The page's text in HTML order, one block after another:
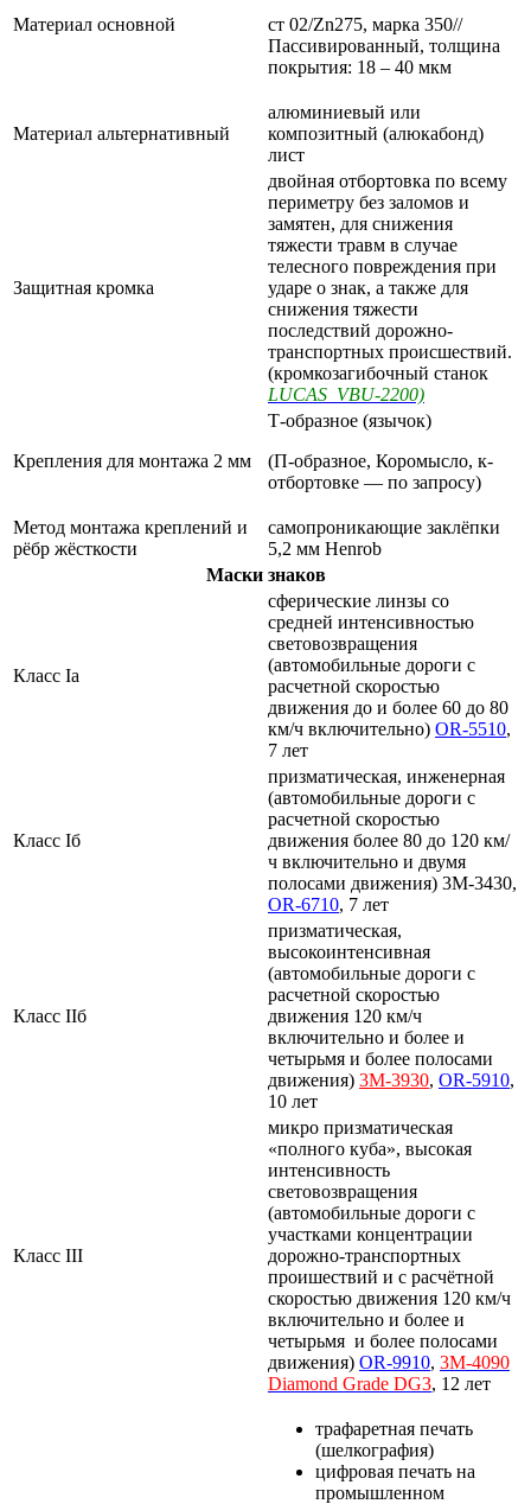
Материал основной
ст 02/Zn275, марка 350//
Пассивированный, толщина
покрытия: 18 – 40 мкм
Материал альтернативный
алюминиевый или
композитный (алюкабонд)
лист
Защитная кромка
двойная отбортовка по всему
периметру без заломов и
замятен, для снижения
тяжести травм в случае
телесного повреждения при
ударе о знак, а также для
снижения тяжести
последствий дорожно-
транспортных происшествий.
(кромкозагибочный станок
LUCAS VBU-2200)
Крепления для монтажа 2 мм
Т-образное (язычок)
(П-образное, Коромысло, к-
отбортовке — по запросу)
Метод монтажа креплений и
рёбр жёсткости
самопроникающие заклёпки
5,2 мм Henrob
Маски знаков
Класс Ia
сферические линзы со
средней интенсивностью
световозвращения
(автомобильные дороги с
расчетной скоростью
движения до и более 60 до 80
км/ч включительно) OR-5510,
7 лет
Класс Iб
призматическая, инженерная
(автомобильные дороги с
расчетной скоростью
движения более 80 до 120 км/
ч включительно и двумя
полосами движения) 3M-3430,
OR-6710, 7 лет
Класс IIб
призматическая,
высокоинтенсивная
(автомобильные дороги с
расчетной скоростью
движения 120 км/ч
включительно и более и
четырьмя и более полосами
движения) 3M-3930, OR-5910,
10 лет
Класс III
микро призматическая
«полного куба», высокая
интенсивность
световозвращения
(автомобильные дороги с
участками концентрации
дорожно-транспортных
проишествий и с расчётной
скоростью движения 120 км/ч
включительно и более и
четырьмя и более полосами
движения) OR-9910, 3M-4090
Diamond Grade DG3, 12 лет
трафаретная печать
(шелкография)
цифровая печать на
промышленном